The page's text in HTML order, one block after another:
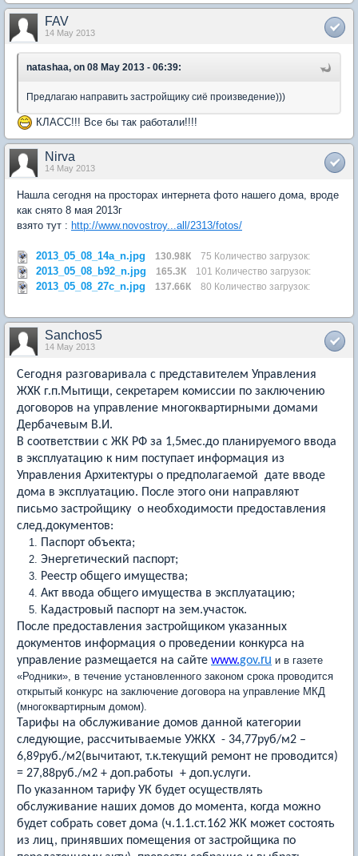
FAV
14 May 2013
natashaa, on 08 May 2013 - 06:39:
Предлагаю направить застройщику сиё произведение)))
КЛАСС!!! Все бы так работали!!!!
Nirva
14 May 2013
Нашла сегодня на просторах интернета фото нашего дома, вроде
как снято 8 мая 2013г
взято тут : http://www.novostroy...all/2313/fotos/
2013_05_08_14a_n.jpg 130.98К 75 Количество загрузок:
2013_05_08_b92_n.jpg 165.3К 101 Количество загрузок:
2013_05_08_27c_n.jpg 137.66К 80 Количество загрузок:
Sanchos5
14 May 2013
Сегодня разговаривала с представителем Управления
ЖХК г.п.Мытищи, секретарем комиссии по заключению
договоров на управление многоквартирными домами
Дербачевым В.И.
В соответствии с ЖК РФ за 1,5мес.до планируемого ввода
в эксплуатацию к ним поступает информация из
Управления Архитектуры о предполагаемой дате вводе
дома в эксплуатацию. После этого они направляют
письмо застройщику о необходимости предоставления
след.документов:
Паспорт объекта;
Энергетический паспорт;
Реестр общего имущества;
Акт ввода общего имущества в эксплуатацию;
Кадастровый паспорт на зем.участок.
После предоставления застройщиком указанных
документов информация о проведении конкурса на
управление размещается на сайте www.gov.ru и в газете
«Родники», в течение установленного законом срока проводится
открытый конкурс на заключение договора на управление МКД
(многоквартирным домом).
Тарифы на обслуживание домов данной категории
следующие, рассчитываемые УЖКХ - 34,77руб/м2 –
6,89руб./м2(вычитают, т.к.текущий ремонт не проводится)
= 27,88руб./м2 + доп.работы + доп.услуги.
По указанном тарифу УК будет осуществлять
обслуживание наших домов до момента, когда можно
будет собрать совет дома (ч.1.1.ст.162 ЖК может состоять
из лиц, принявших помещения от застройщика по